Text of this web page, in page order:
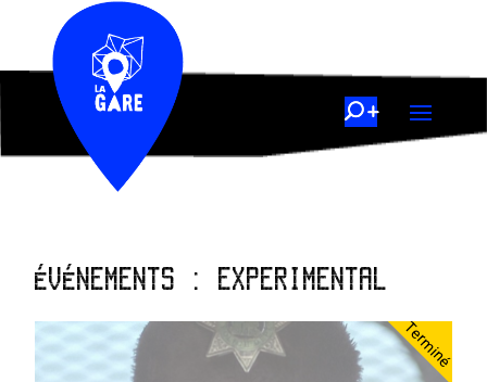
ÉVÉNEMENTS : EXPERIMENTAL
Terminé